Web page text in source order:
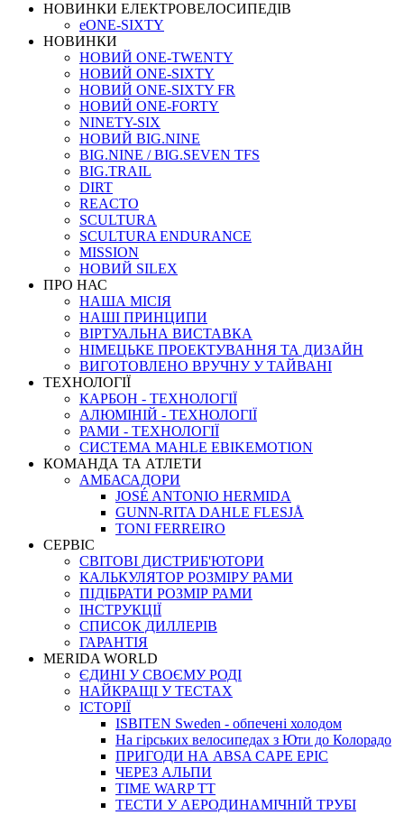
НОВИНКИ ЕЛЕКТРОВЕЛОСИПЕДІВ
eONE-SIXTY
НОВИНКИ
НОВИЙ ONE-TWENTY
НОВИЙ ONE-SIXTY
НОВИЙ ONE-SIXTY FR
НОВИЙ ONE-FORTY
NINETY-SIX
НОВИЙ BIG.NINE
BIG.NINE / BIG.SEVEN TFS
BIG.TRAIL
DIRT
REACTO
SCULTURA
SCULTURA ENDURANCE
MISSION
НОВИЙ SILEX
ПРО НАС
НАША МICIЯ
НАШI ПРИНЦИПИ
ВIРТУАЛЬНА ВИСТАВКА
НІМЕЦЬКЕ ПРОЕКТУВАННЯ ТА ДИЗАЙН
ВИГОТОВЛЕНО ВРУЧНУ У ТАЙВАНІ
ТЕХНОЛОГІЇ
КАРБОН - ТЕХНОЛОГІЇ
АЛЮМІНІЙ - ТЕХНОЛОГІЇ
РАМИ - ТЕХНОЛОГІЇ
СИСТЕМА MAHLE EBIKEMOTION
КОМАНДА ТА АТЛЕТИ
АМБАСАДОРИ
JOSÉ ANTONIO HERMIDA
GUNN-RITA DAHLE FLESJÅ
TONI FERREIRO
СЕРВІС
СВІТОВІ ДИСТРИБ'ЮТОРИ
КАЛЬКУЛЯТОР РОЗМIРУ РАМИ
ПІДІБРАТИ РОЗМІР РАМИ
IНСТРУКЦIЇ
СПИСОК ДИЛЛЕРІВ
ГАРАНТIЯ
MERIDA WORLD
ЄДИНI У СВОЄМУ РОДI
НАЙКРАЩІ У ТЕСТАХ
ІСТОРІЇ
ISBITEN Sweden - обпечені холодом
На гірських велосипедах з Юти до Колорадо
ПРИГОДИ НА ABSA CAPE EPIC
ЧЕРЕЗ АЛЬПИ
TIME WARP TT
ТЕСТИ У АЕРОДИНАМІЧНІЙ ТРУБІ